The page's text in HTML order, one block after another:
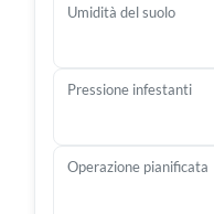
Umidità del suolo
Pressione infestanti
Operazione pianificata